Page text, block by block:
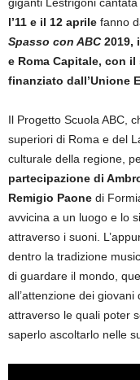
l’11 e il 12 aprile fanno
Spasso con ABC 2019,
e Roma Capitale, con
finanziato dall’Unione
Il Progetto Scuola ABC,
superiori di Roma e del
culturale della regione,
partecipazione di
Remigio Paone di
avvicina a un luogo e lo
attraverso i suoni.
dentro la tradizione
di guardare il mondo,
all’attenzione dei
attraverso le quali poter
saperlo ascoltarlo nelle